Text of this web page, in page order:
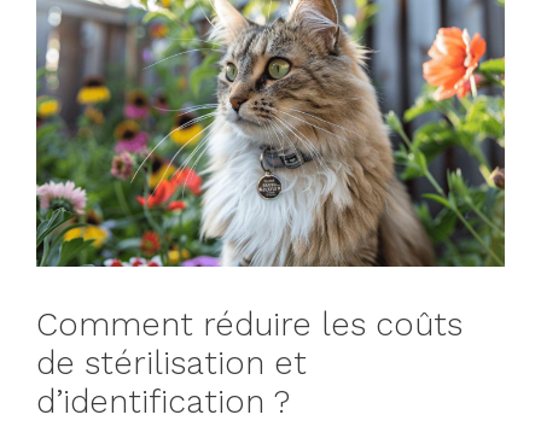
Comment réduire les coûts
de stérilisation et
d’identification ?